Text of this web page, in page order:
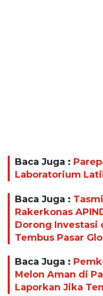
Baca Juga :
Laboratorium
Baca Juga :
Rakerkonas
Dorong Investasi
Tembus Pasar
Baca Juga :
Melon Aman di
Laporkan Jika